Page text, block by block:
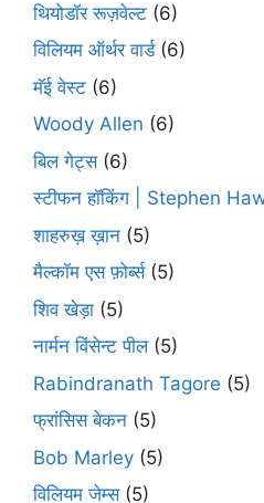
थियोडॉर रूज़वेल्ट (6)
विलियम ऑर्थर वार्ड(6)
मॅई वेस्ट (6)
Woody Allen (6)
बिल गेट्स(6)
स्टीफन हॉकिंग | Stephen
शाहरुख़ ख़ान (5)
मैल्कॉम एस फ़ोर्ब्स(5)
शिव खेड़ा (5)
नार्मन विंसेन्ट पील(5)
Rabindranath Tagore (5)
फ्रांसिस बेकन (5)
Bob Marley (5)
विलियम जेम्स(5)